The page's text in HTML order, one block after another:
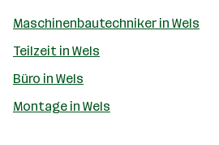
Maschinenbautechniker in Wels
Teilzeit in Wels
Büro in Wels
Montage in Wels